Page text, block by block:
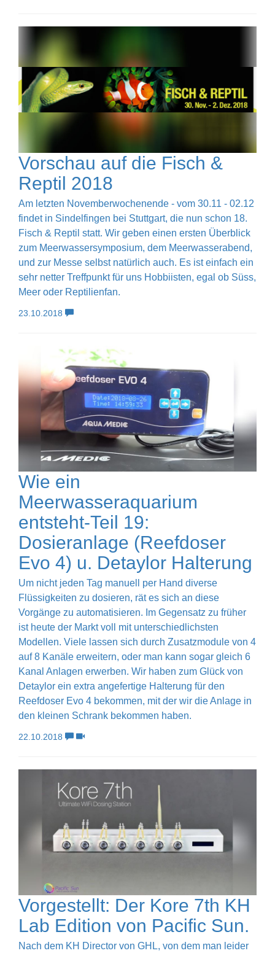
Vorschau auf die Fisch &
Reptil 2018
Am letzten Novemberwochenende - vom 30.11 - 02.12
findet in Sindelfingen bei Stuttgart, die nun schon 18.
Fisch & Reptil statt. Wir geben einen ersten Überblick
zum Meerwassersymposium, dem Meerwasserabend,
und zur Messe selbst natürlich auch. Es ist einfach ein
sehr netter Treffpunkt für uns Hobbiisten, egal ob Süss,
Meer oder Reptilienfan.
23.10.2018
Wie ein
Meerwasseraquarium
entsteht-Teil 19:
Dosieranlage (Reefdoser
Evo 4) u. Detaylor Halterung
Um nicht jeden Tag manuell per Hand diverse
Flüssigkeiten zu dosieren, rät es sich an diese
Vorgänge zu automatisieren. Im Gegensatz zu früher
ist heute der Markt voll mit unterschiedlichsten
Modellen. Viele lassen sich durch Zusatzmodule von 4
auf 8 Kanäle erweitern, oder man kann sogar gleich 6
Kanal Anlagen erwerben. Wir haben zum Glück von
Detaylor ein extra angefertige Halterung für den
Reefdoser Evo 4 bekommen, mit der wir die Anlage in
den kleinen Schrank bekommen haben.
22.10.2018
Vorgestellt: Der Kore 7th KH
Lab Edition von Pacific Sun.
Nach dem KH Director von GHL, von dem man leider